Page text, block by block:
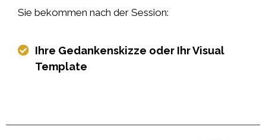
Sie bekommen nach der Session:
Ihre Gedankenskizze oder Ihr Visual
Template